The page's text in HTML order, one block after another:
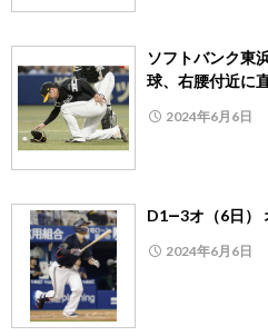
ソフトバンク東
球、右腰付近に
2024年6月6日
D1―3オ（6日）
2024年6月6日